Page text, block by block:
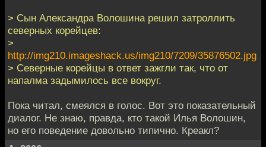
> Сын Александра Волошина решил затроллить
северных корейцев:
>
http://img210.imageshack.us/img210/7209/35876502.jpg
> Северные корейцы в ответ зажгли так, что от
напалма задымилось все вокруг.
Пока читал, смеялся в голос. Вот это показательный
диалог. Не знаю, правда, кто такой Илья Волошин,
но его поведение довольно типично. Креакл?